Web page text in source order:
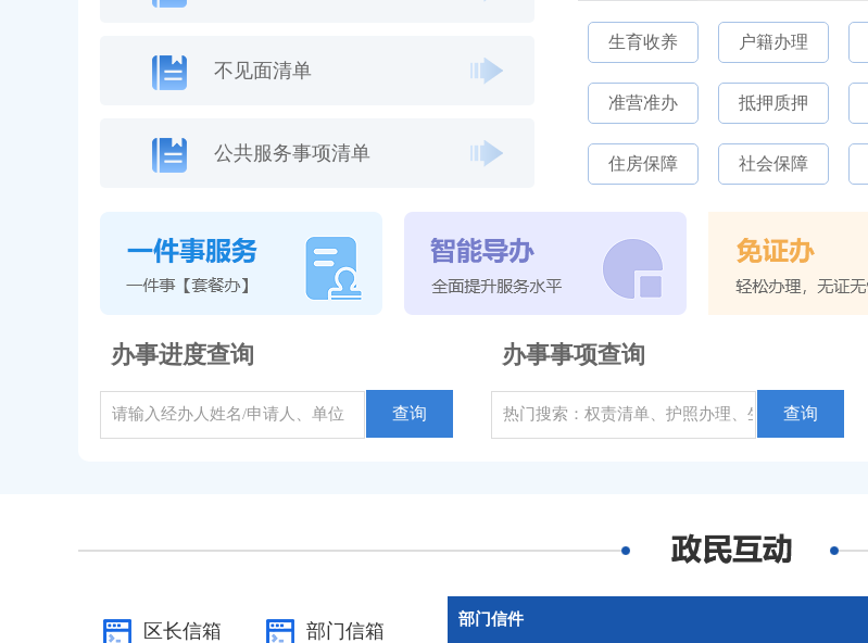
不见面清单
公共服务事项清单
生育收养 户籍办理
准营准办 抵押质押
住房保障 社会保障
办事进度查询
查询
办事事项查询
查询
区长信箱 部门信箱
部门信件